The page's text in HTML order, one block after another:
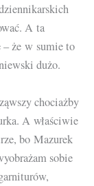
A ta
że w sumie to
dużo.
chociażby
A właściwie
bo Mazurek
sobie